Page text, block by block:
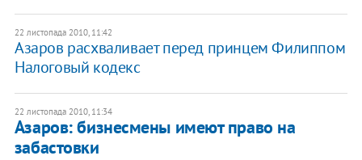
22 листопада 2010, 11:42
​Азаров расхваливает перед принцем Филиппом
Налоговый кодекс
22 листопада 2010, 11:34
Азаров: бизнесмены имеют право на
забастовки